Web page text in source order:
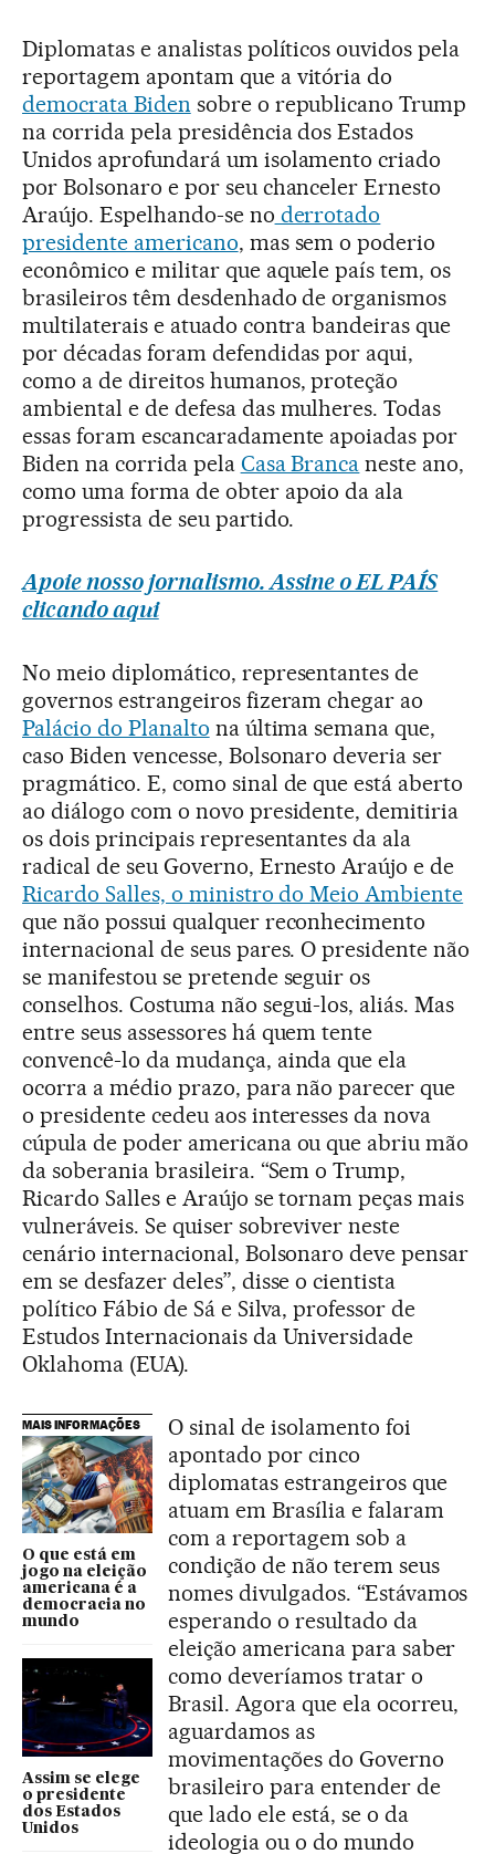
Diplomatas e analistas políticos ouvidos pela
reportagem apontam que a vitória do
democrata Biden sobre o republicano Trump
na corrida pela presidência dos Estados
Unidos aprofundará um isolamento criado
por Bolsonaro e por seu chanceler Ernesto
Araújo. Espelhando-se no derrotado
presidente americano, mas sem o poderio
econômico e militar que aquele país tem, os
brasileiros têm desdenhado de organismos
multilaterais e atuado contra bandeiras que
por décadas foram defendidas por aqui,
como a de direitos humanos, proteção
ambiental e de defesa das mulheres. Todas
essas foram escancaradamente apoiadas por
Biden na corrida pela Casa Branca neste ano,
como uma forma de obter apoio da ala
progressista de seu partido.
Apoie nosso jornalismo. Assine o EL PAÍS
clicando aqui
No meio diplomático, representantes de
governos estrangeiros fizeram chegar ao
Palácio do Planalto na última semana que,
caso Biden vencesse, Bolsonaro deveria ser
pragmático. E, como sinal de que está aberto
ao diálogo com o novo presidente, demitiria
os dois principais representantes da ala
radical de seu Governo, Ernesto Araújo e de
Ricardo Salles, o ministro do Meio Ambiente
que não possui qualquer reconhecimento
internacional de seus pares. O presidente não
se manifestou se pretende seguir os
conselhos. Costuma não segui-los, aliás. Mas
entre seus assessores há quem tente
convencê-lo da mudança, ainda que ela
ocorra a médio prazo, para não parecer que
o presidente cedeu aos interesses da nova
cúpula de poder americana ou que abriu mão
da soberania brasileira. “Sem o Trump,
Ricardo Salles e Araújo se tornam peças mais
vulneráveis. Se quiser sobreviver neste
cenário internacional, Bolsonaro deve pensar
em se desfazer deles”, disse o cientista
político Fábio de Sá e Silva, professor de
Estudos Internacionais da Universidade
Oklahoma (EUA).
MAIS INFORMAÇÕES
O que está em
jogo na eleição
americana é a
democracia no
mundo
Assim se elege
o presidente
dos Estados
Unidos
O sinal de isolamento foi
apontado por cinco
diplomatas estrangeiros que
atuam em Brasília e falaram
com a reportagem sob a
condição de não terem seus
nomes divulgados. “Estávamos
esperando o resultado da
eleição americana para saber
como deveríamos tratar o
Brasil. Agora que ela ocorreu,
aguardamos as
movimentações do Governo
brasileiro para entender de
que lado ele está, se o da
ideologia ou o do mundo